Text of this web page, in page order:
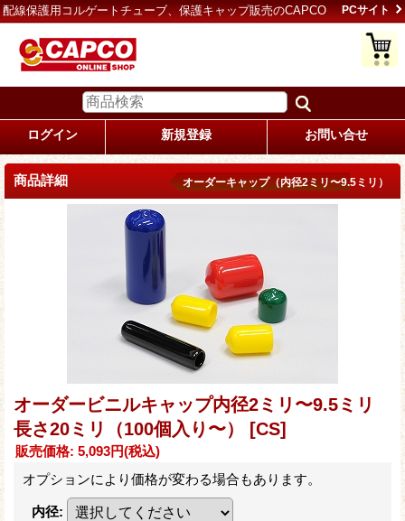
配線保護用コルゲートチューブ、保護キャップ販売のCAPCO PCサイト
ログイン 新規登録 お問い合せ
商品詳細 オーダーキャップ（内径2ミリ〜9.5ミリ）
オーダービニルキャップ内径2ミリ〜9.5ミリ
長さ20ミリ（100個入り〜） [CS]
販売価格: 5,093円(税込)
オプションにより価格が変わる場合もあります。
内径: